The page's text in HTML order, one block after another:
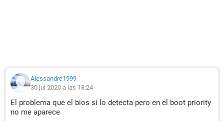
Alessandre1999
30 jul 2020 a las 18:24
El problema que el bios sí lo detecta pero en el boot priority
no me aparece